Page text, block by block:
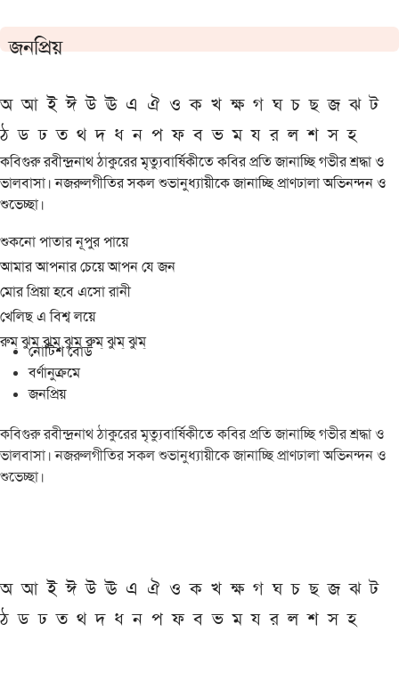
জনপ্রিয়
অ আ ই ঈ উ ঊ এ ঐ ও ক খ ক্ষ গ ঘ চ ছ জ ঝ ট
ঠ ড ঢ ত থ দ ধ ন প ফ ব ভ ম য র ল শ স হ
কবিগুরু রবীন্দ্রনাথ ঠাকুরের মৃত্যুবার্ষিকীতে কবির প্রতি জানাচ্ছি গভীর শ্রদ্ধা ও
ভালবাসা। নজরুলগীতির সকল শুভানুধ্যায়ীকে জানাচ্ছি প্রাণঢালা অভিনন্দন ও
শুভেচ্ছা।
শুকনো পাতার নূপুর পায়ে
আমার আপনার চেয়ে আপন যে জন
মোর প্রিয়া হবে এসো রানী
খেলিছ এ বিশ্ব লয়ে
রুম্ ঝুম্ ঝুম্ ঝুম্ রুম্ ঝুম্ ঝুম্
নোটিশ বোর্ড
বর্ণানুক্রমে
জনপ্রিয়
কবিগুরু রবীন্দ্রনাথ ঠাকুরের মৃত্যুবার্ষিকীতে কবির প্রতি জানাচ্ছি গভীর শ্রদ্ধা ও
ভালবাসা। নজরুলগীতির সকল শুভানুধ্যায়ীকে জানাচ্ছি প্রাণঢালা অভিনন্দন ও
শুভেচ্ছা।
অ আ ই ঈ উ ঊ এ ঐ ও ক খ ক্ষ গ ঘ চ ছ জ ঝ ট
ঠ ড ঢ ত থ দ ধ ন প ফ ব ভ ম য র ল শ স হ